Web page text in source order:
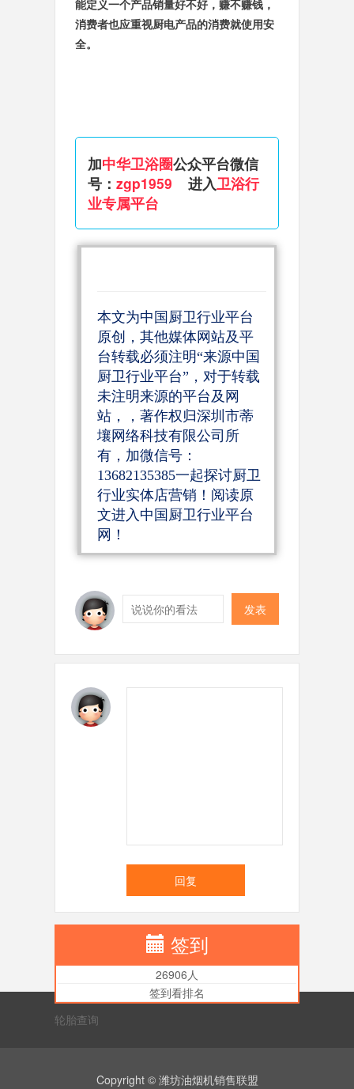
能定义一个产品销量好不好，赚不赚钱，
消费者也应重视厨电产品的消费就使用安
全。
加中华卫浴圈公众平台微信
号： zgp1959
  进入
卫浴行
业专属平台
本文为中国厨卫行业平台
原创，其他媒体网站及平
台转载必须注明“来源中国
厨卫行业平台”，对于转载
未注明来源的平台及网
站，，著作权归深圳市蒂
壤网络科技有限公司所
有，加微信号：
13682135385一起探讨厨卫
行业实体店营销！阅读原
文进入中国厨卫行业平台
网！
发表
回复
签到
26906人
签到看排名
轮胎查询
Copyright © 潍坊油烟机销售联盟